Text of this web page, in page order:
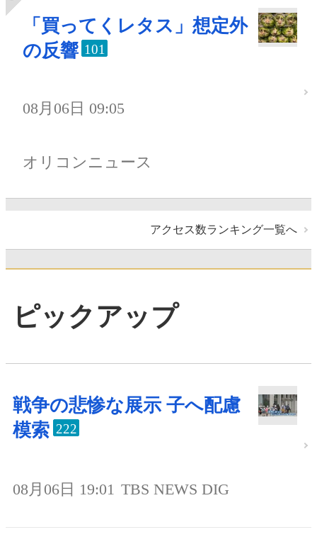
「買ってくレタス」想定外
の反響 101
08月06日 09:05
オリコンニュース
アクセス数ランキング一覧へ
ピックアップ
戦争の悲惨な展示 子へ配慮
模索 222
08月06日 19:01 TBS NEWS DIG